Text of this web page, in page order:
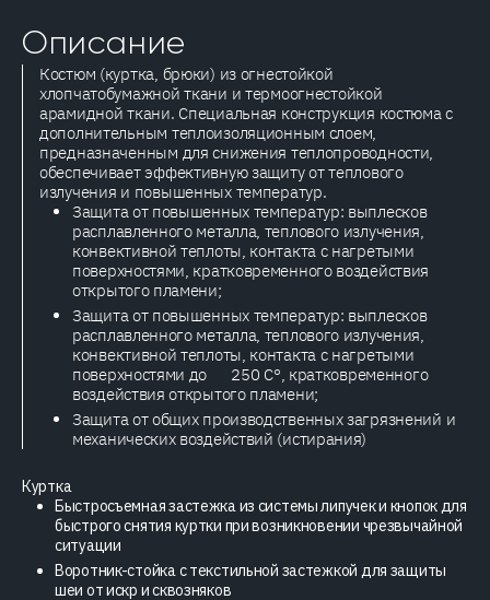
Описание
Костюм (куртка, брюки) из огнестойкой
хлопчатобумажной ткани и термоогнестойкой
арамидной ткани. Специальная конструкция костюма с
дополнительным теплоизоляционным слоем,
предназначенным для снижения теплопроводности,
обеспечивает эффективную защиту от теплового
излучения и повышенных температур.
Защита от повышенных температур: выплесков
расплавленного металла, теплового излучения,
конвективной теплоты, контакта с нагретыми
поверхностями, кратковременного воздействия
открытого пламени;
Защита от повышенных температур: выплесков
расплавленного металла, теплового излучения,
конвективной теплоты, контакта с нагретыми
поверхностями до 250 С°, кратковременного
воздействия открытого пламени;
Защита от общих производственных загрязнений и
механических воздействий (истирания)
Куртка
Быстросъемная застежка из системы липучек и кнопок для
быстрого снятия куртки при возникновении чрезвычайной
ситуации
Воротник-стойка с текстильной застежкой для защиты
шеи от искр и сквозняков